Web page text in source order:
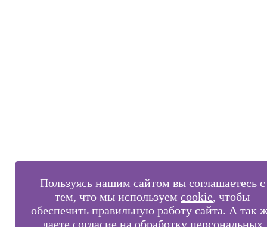
Пользуясь нашим сайтом вы соглашаетесь с
тем, что мы используем cookie, чтобы
обеспечить правильную работу сайта. А так
даете согласие на обработку персональных